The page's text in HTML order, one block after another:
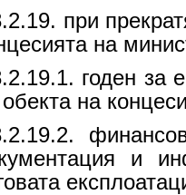
при
на
годен за
на
и